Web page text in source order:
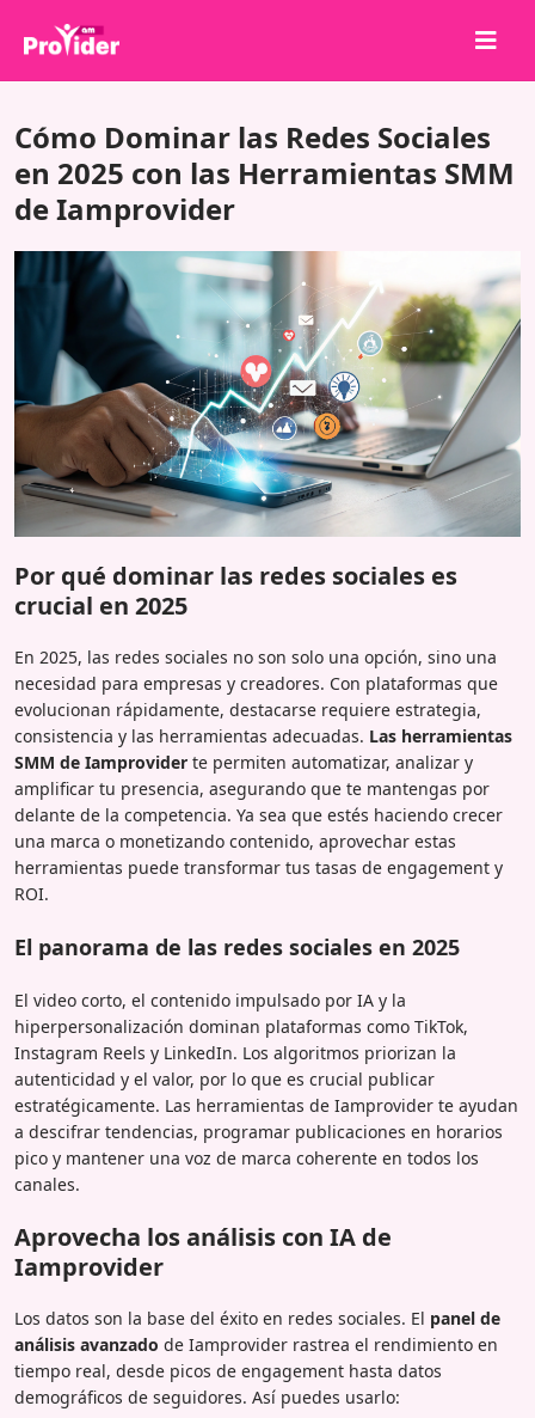
Sobre nosotros
Iniciar sesión
Registrarse
Servicios
Términos
Blog
Cómo Dominar las Redes Sociales
en 2025 con las Herramientas SMM
de Iamprovider
Por qué dominar las redes sociales es
crucial en 2025
En 2025, las redes sociales no son solo una opción, sino una
necesidad para empresas y creadores. Con plataformas que
evolucionan rápidamente, destacarse requiere estrategia,
consistencia y las herramientas adecuadas. Las herramientas
SMM de Iamprovider te permiten automatizar, analizar y
amplificar tu presencia, asegurando que te mantengas por
delante de la competencia. Ya sea que estés haciendo crecer
una marca o monetizando contenido, aprovechar estas
herramientas puede transformar tus tasas de engagement y
ROI.
El panorama de las redes sociales en 2025
El video corto, el contenido impulsado por IA y la
hiperpersonalización dominan plataformas como TikTok,
Instagram Reels y LinkedIn. Los algoritmos priorizan la
autenticidad y el valor, por lo que es crucial publicar
estratégicamente. Las herramientas de Iamprovider te ayudan
a descifrar tendencias, programar publicaciones en horarios
pico y mantener una voz de marca coherente en todos los
canales.
Aprovecha los análisis con IA de
Iamprovider
Los datos son la base del éxito en redes sociales. El panel de
análisis avanzado de Iamprovider rastrea el rendimiento en
tiempo real, desde picos de engagement hasta datos
demográficos de seguidores. Así puedes usarlo: